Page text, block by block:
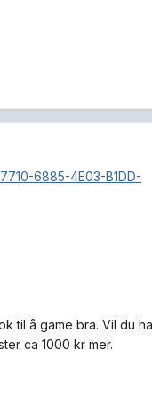
6885-4E03-B1DD-
til å game bra. Vil du
ca 1000 kr mer.